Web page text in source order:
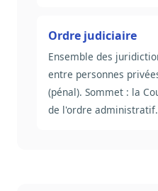
Ordre judiciaire
Ensemble des
entre personnes
(pénal). Sommet : la
de l'ordre administratif.